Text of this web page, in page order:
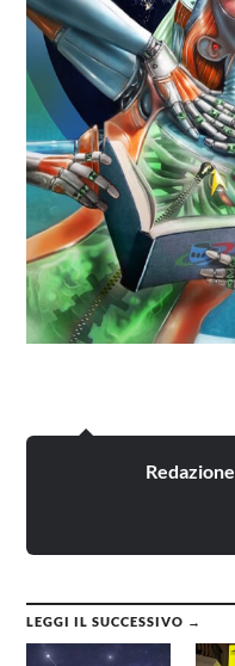
Redazione
LEGGI IL SUCCESSIVO →